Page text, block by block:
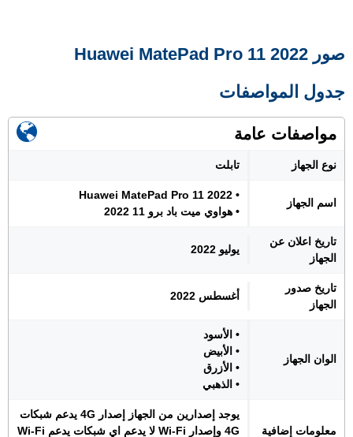
صور Huawei MatePad Pro 11 2022
جدول المواصفات
مواصفات عامة
نوع الجهاز تابلت
اسم الجهاز
• Huawei MatePad Pro 11 2022
• هواوي ميت باد برو 11 2022
تاريخ اعلان عن
الجهاز
يوليو 2022
تاريخ صدور
الجهاز
أغسطس 2022
الوان الجهاز
• الأسود
• الأبيض
• الأزرق
• الذهبي
معلومات إضافية
يوجد إصدارين من الجهاز إصدار 4G يدعم شبكات
4G وإصدار Wi-Fi لا يدعم اي شبكات يدعم Wi-Fi